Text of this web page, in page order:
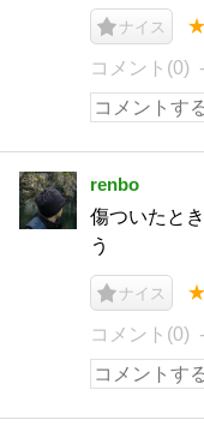
ナイス
コメント(0)
renbo
傷ついたと
う
ナイス
コメント(0)